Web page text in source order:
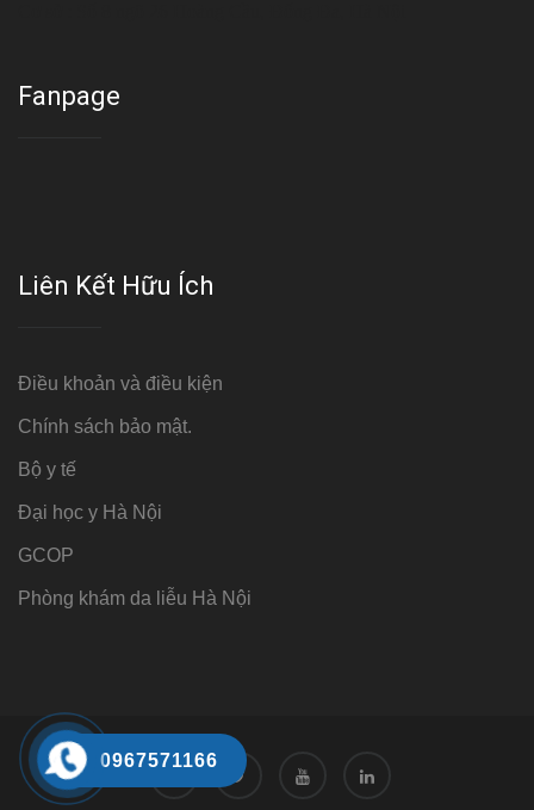
Fanpage
Liên Kết Hữu Ích
Điều khoản và điều kiện
Chính sách bảo mật.
Bộ y tế
Đại học y Hà Nội
GCOP
Phòng khám da liễu Hà Nội
0967571166